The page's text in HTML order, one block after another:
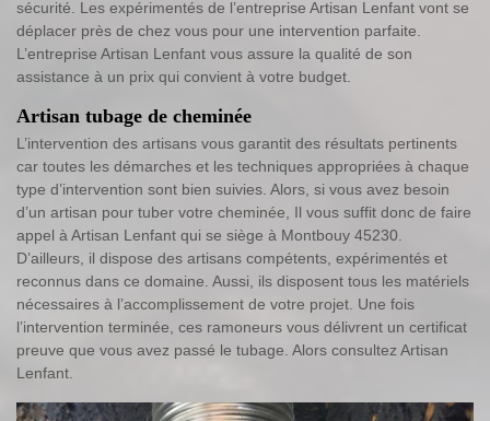
sécurité. Les expérimentés de l’entreprise Artisan Lenfant vont se
déplacer près de chez vous pour une intervention parfaite.
L’entreprise Artisan Lenfant vous assure la qualité de son
assistance à un prix qui convient à votre budget.
Artisan tubage de cheminée
L’intervention des artisans vous garantit des résultats pertinents
car toutes les démarches et les techniques appropriées à chaque
type d’intervention sont bien suivies. Alors, si vous avez besoin
d’un artisan pour tuber votre cheminée, Il vous suffit donc de faire
appel à Artisan Lenfant qui se siège à Montbouy 45230.
D’ailleurs, il dispose des artisans compétents, expérimentés et
reconnus dans ce domaine. Aussi, ils disposent tous les matériels
nécessaires à l’accomplissement de votre projet. Une fois
l’intervention terminée, ces ramoneurs vous délivrent un certificat
preuve que vous avez passé le tubage. Alors consultez Artisan
Lenfant.